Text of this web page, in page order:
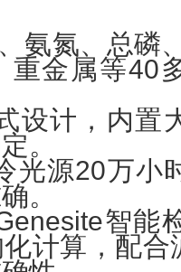
氨氮、总磷
重金属等40
设计，内置
。
光源20万小
。
智能
计算，配